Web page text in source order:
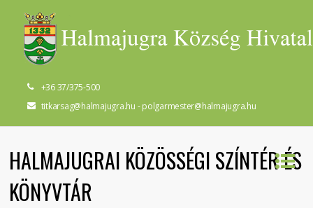
+36 37/375-500
titkarsag@halmajugra.hu - polgarmester@halmajugra.hu
HALMAJUGRAI KÖZÖSSÉGI SZÍNTÉR ÉS
KÖNYVTÁR